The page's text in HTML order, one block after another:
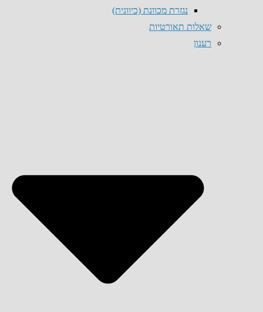
נגזרת מכוונת (כיוונית)
שאלות תאורטיות
רענון